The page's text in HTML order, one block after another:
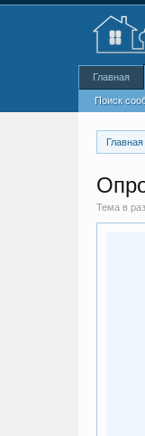
Главная
Тема в
Главная
Поиск